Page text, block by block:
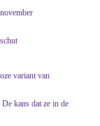
november
variant van
kans dat ze in de